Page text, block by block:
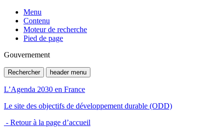
Menu
Contenu
Moteur de recherche
Pied de page
Gouvernement
Rechercher header menu
L’Agenda 2030 en France
Le site des objectifs de développement durable (ODD)
- Retour à la page d’accueil